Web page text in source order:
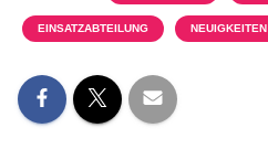
EINSATZABTEILUNG NEUIGKEITEN